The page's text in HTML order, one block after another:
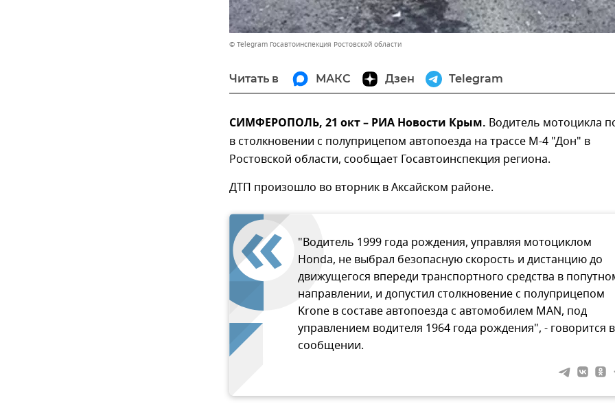
© Telegram Госавтоинспекция Ростовской области
Читать в МАКС Дзен Telegram
СИМФЕРОПОЛЬ, 21 окт – РИА Новости Крым. Водитель мотоцикла
в столкновении с полуприцепом автопоезда на трассе М-4 "Дон" в
Ростовской области, сообщает Госавтоинспекция региона.
ДТП произошло во вторник в Аксайском районе.
"Водитель 1999 года рождения, управляя мотоциклом
Honda, не выбрал безопасную скорость и дистанцию до
движущегося впереди транспортного средства в
направлении, и допустил столкновение с полуприцепом
Krone в составе автопоезда с автомобилем MAN, под
управлением водителя 1964 года рождения", - говорится в
сообщении.